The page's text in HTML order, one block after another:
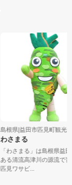
島根県|益田市匹見町観
わさまる
「わさまる」は島根県益
ある清流高津川の源流で
匹見ワサビ...